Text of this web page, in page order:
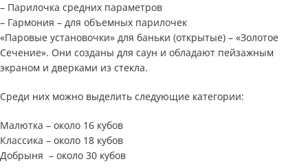
– Парилочка средних параметров
– Гармония – для объемных парилочек
«Паровые установочки» для баньки (открытые) – «Золотое
Сечение». Они созданы для саун и обладают пейзажным
экраном и дверками из стекла.
Среди них можно выделить следующие категории:
Малютка – около 16 кубов
Классика – около 18 кубов
Добрыня – около 30 кубов